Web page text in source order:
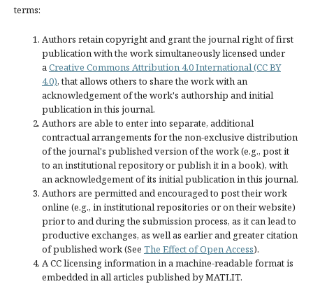
terms:
Authors retain copyright and grant the journal right of first
publication with the work simultaneously licensed under
aCreative Commons Attribution 4.0 International (CC BY
4.0), that allows others to share the work with an
acknowledgement of the work's authorship and initial
publication in this journal.
Authors are able to enter into separate, additional
contractual arrangements for the non-exclusive distribution
of the journal's published version of the work (e.g., post it
to an institutional repository or publish it in a book), with
an acknowledgement of its initial publication in this journal.
Authors are permitted and encouraged to post their work
online (e.g., in institutional repositories or on their website)
prior to and during the submission process, as it can lead to
productive exchanges, as well as earlier and greater citation
of published work (See The Effect of Open Access).
A CC licensing information in a machine-readable format is
embedded in all articles published by MATLIT.